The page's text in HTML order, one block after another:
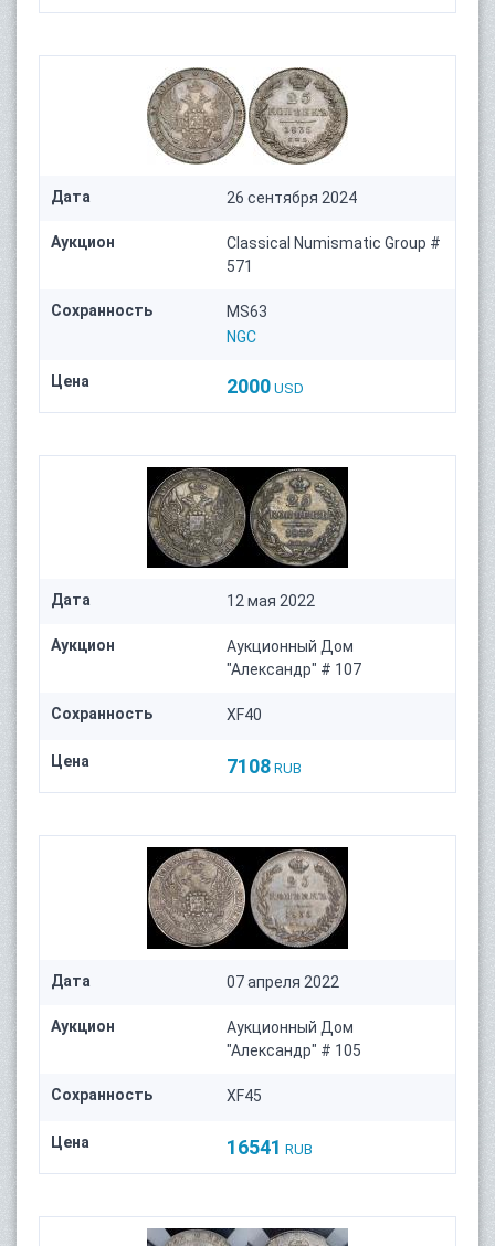
Дата 26 сентября 2024
Аукцион
Classical Numismatic Group #
571
Сохранность
MS63
NGC
Цена 2000 USD
Дата 12 мая 2022
Аукцион
Аукционный Дом
"Александр" # 107
Сохранность XF40
Цена 7108 RUB
Дата 07 апреля 2022
Аукцион
Аукционный Дом
"Александр" # 105
Сохранность XF45
Цена 16541 RUB